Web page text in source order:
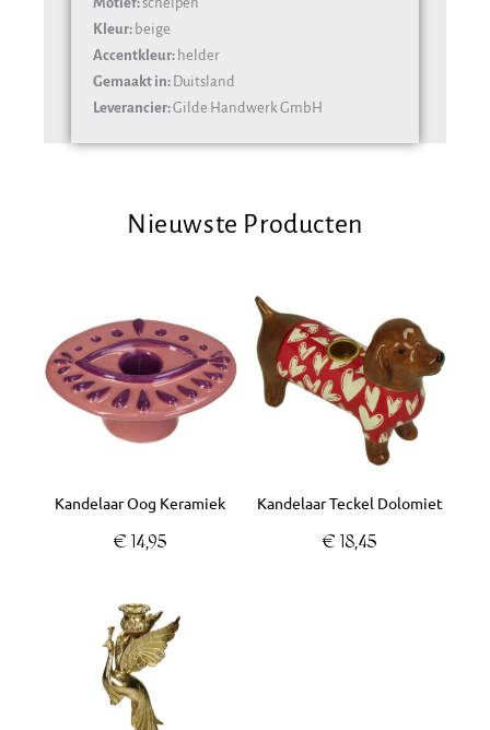
Kleur: beige
Accentkleur: helder
Gemaakt in: Duitsland
Leverancier:Gilde Handwerk GmbH
Nieuwste Producten
Kandelaar Oog Keramiek
€ 14,95
Kandelaar Teckel Dolomiet
€ 18,45